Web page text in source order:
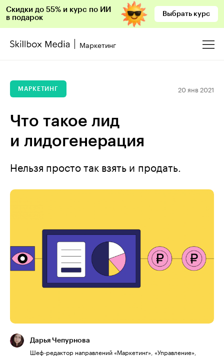
Скидки до 55% и курс по ИИ
в подарок
Выбрать курс
Маркетинг
МАРКЕТИНГ 20 янв 2021
Что такое лид
и лидогенерация
Нельзя просто так взять и продать.
Дарья Чепурнова
Шеф-редактор направлений «Маркетинг», «Управление»,